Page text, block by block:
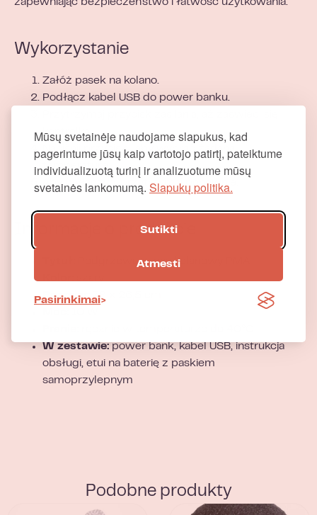
Mūsų svetainėje naudojame slapukus, kad
pagerintume jūsų kaip vartotojo patirtį, pateiktume
individualizuotą turinį ir analizuotume mūsų
svetainės lankomumą. Slapukų politika.
Sutikti
Atmesti
Pasirinkimai
zapewniając bezpieczeństwo i łatwość użytkowania.
Wykorzystanie
Załóż pasek na kolano.
Podłącz kabel USB do power banku.
kontrolka.
Naciśnij przycisk , aby wybrać żądaną
temperaturę.
Aby wyłączyć, przytrzymaj ponownie.
Informacje o produkcie
Podgrzewany pas kolanowy PMA
Rozmiar:78 × 26,5 cm
W zestawie: power bank, kabel USB, instrukcja
obsługi, etui na baterię z paskiem
samoprzylepnym
Podobne produkty